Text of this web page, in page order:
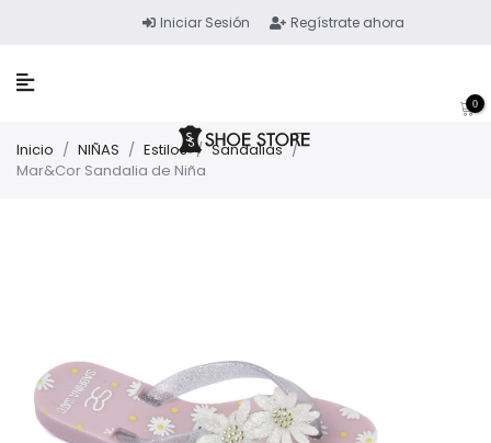
Iniciar Sesión Regístrate ahora
0
Inicio / NIÑAS / Estilos / Sandalias /
Mar&Cor Sandalia de Niña